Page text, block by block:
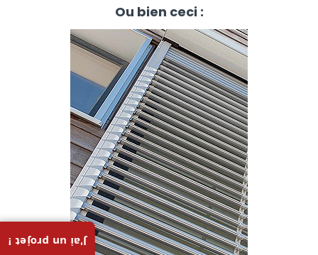
J'ai un projet !
Ou bien ceci :